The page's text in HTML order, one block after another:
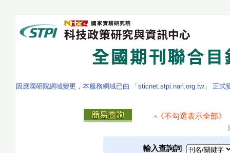
因應國研院網域變更，本服務網域已由 「sticnet.stpi.narl.org.tw」 正
《不勾選表示全部》
輸入查詢詞